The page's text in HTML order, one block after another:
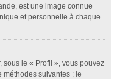
est une image connue
et personnelle à chaque
sous le « Profil », vous pouvez
méthodes suivantes : le